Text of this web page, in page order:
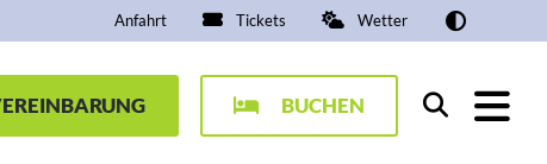
Anfahrt Tickets Wetter
BUCHEN Suchen